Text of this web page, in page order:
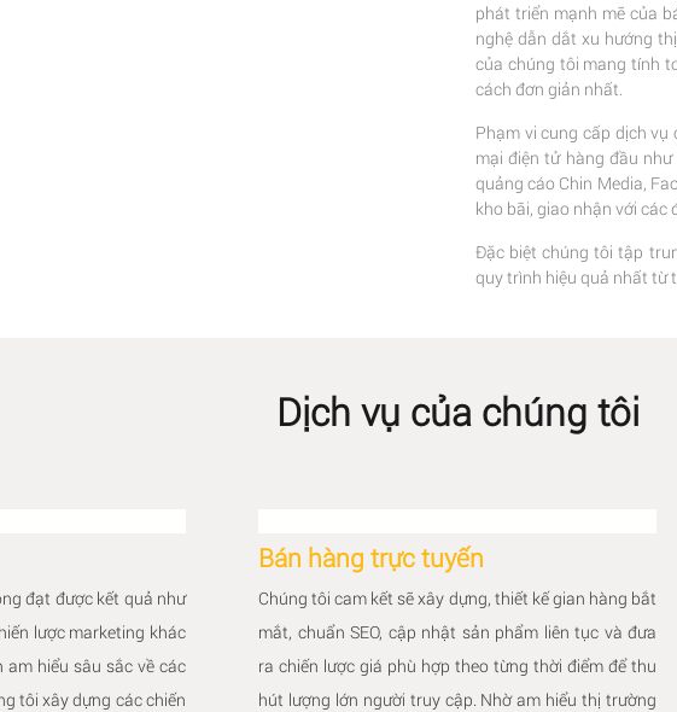
phát triển mạnh mẽ của
nghệ dẫn dắt xu hướng
của chúng tôi mang tính
cách đơn giản nhất.
Phạm vi cung cấp dịch
mại điện tử hàng đầu như
quảng cáo Chin Media,
kho bãi, giao nhận với các
Đặc biệt chúng tôi tập
quy trình hiệu quả nhất từ
Dịch vụ của chúng tôi
đạt được kết quả như
lược marketing khác
am hiểu sâu sắc về các
tôi xây dựng các chiến
Bán hàng trực tuyến
Chúng tôi cam kết sẽ xây dựng, thiết kế gian hàng bắt
mắt, chuẩn SEO, cập nhật sản phẩm liên tục và đưa
ra chiến lược giá phù hợp theo từng thời điểm để thu
hút lượng lớn người truy cập. Nhờ am hiểu thị trường